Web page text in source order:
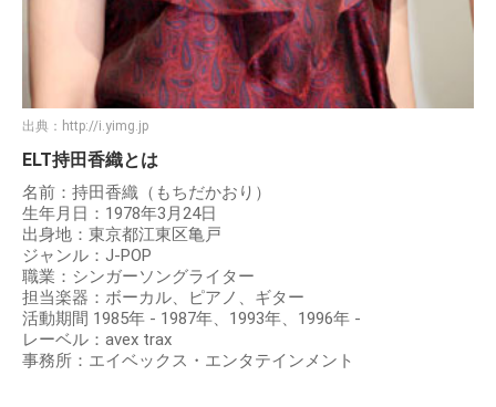
出典： http://i.yimg.jp
ELT持田香織とは
名前：持田香織（もちだかおり）
生年月日：1978年3月24日
出身地：東京都江東区亀戸
ジャンル：J-POP
職業：シンガーソングライター
担当楽器：ボーカル、ピアノ、ギター
活動期間 1985年 - 1987年、1993年、1996年 -
レーベル：avex trax
事務所：エイベックス・エンタテインメント